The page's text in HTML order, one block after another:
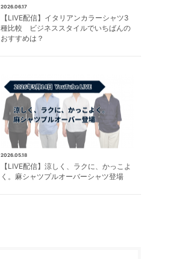
2026.06.17
【LIVE配信】イタリアンカラーシャツ3
種比較 ビジネススタイルでいちばんの
おすすめは？
2026.05.18
【LIVE配信】涼しく、ラクに、かっこよ
く。麻シャツプルオーバーシャツ登場